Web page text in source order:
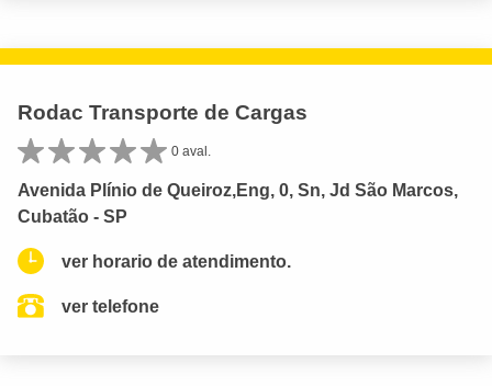
Rodac Transporte de Cargas
0 aval.
Avenida Plínio de Queiroz,Eng, 0, Sn, Jd São Marcos,
Cubatão - SP
ver horario de atendimento.
ver telefone